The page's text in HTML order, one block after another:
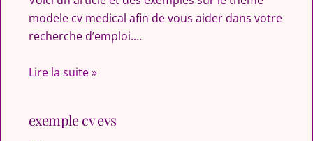
modele cv medical afin de vous aider dans votre
recherche d’emploi.…
Lire la suite »
exemple cv evs